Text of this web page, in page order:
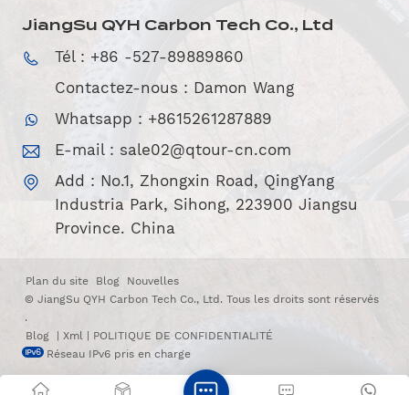
JiangSu QYH Carbon Tech Co., Ltd
Tél : +86 -527-89889860
Contactez-nous : Damon Wang
Whatsapp : +8615261287889
E-mail : sale02@qtour-cn.com
Add : No.1, Zhongxin Road, QingYang
Industria Park, Sihong, 223900 Jiangsu
Province. China
Plan du site Blog
Nouvelles
© JiangSu QYH Carbon Tech Co., Ltd. Tous les droits sont réservés
.
Blog
Xml
POLITIQUE DE CONFIDENTIALITÉ
Réseau IPv6 pris en charge